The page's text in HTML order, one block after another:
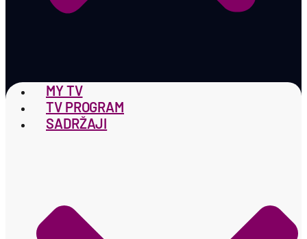
MY TV
TV PROGRAM
SADRŽAJI